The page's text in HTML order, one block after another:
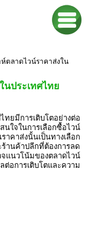
ตลาดไวน์ราคาส่งใน
นประเทศไทย
ยมีการเติบโตอย่างต่อ
จในการเลือกซื้อไวน์
คาส่งนั้นเป็นทางเลือก
านค้าปลีกที่ต้องการลด
แนวโน้มของตลาดไวน์
การเติบโตและความ